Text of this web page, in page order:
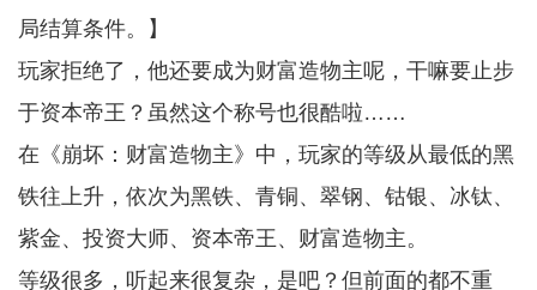
局结算条件。】
玩家拒绝了，他还要成为财富造物主呢，干嘛要止步
于资本帝王？虽然这个称号也很酷啦……
在《崩坏：财富造物主》中，玩家的等级从最低的黑
铁往上升，依次为黑铁、青铜、翠钢、钴银、冰钛、
紫金、投资大师、资本帝王、财富造物主。
等级很多，听起来很复杂，是吧？但前面的都不重